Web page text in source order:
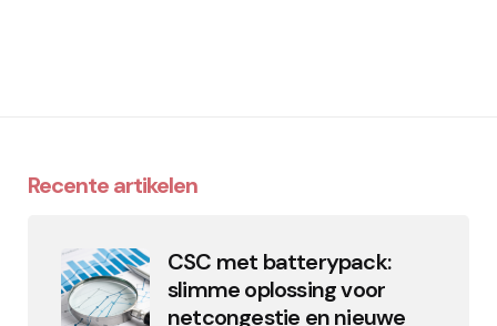
Recente artikelen
CSC met batterypack:
slimme oplossing voor
netcongestie en nieuwe